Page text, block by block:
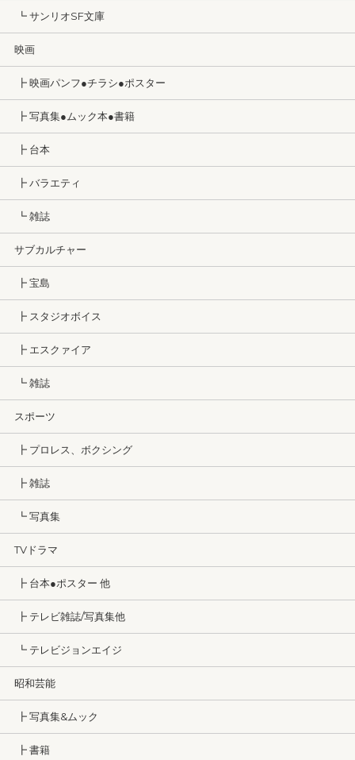
┗ サンリオSF文庫
映画
┣ 映画パンフ●チラシ●ポスター
┣ 写真集●ムック本●書籍
┣ 台本
┣ バラエティ
┗ 雑誌
サブカルチャー
┣ 宝島
┣ スタジオボイス
┣ エスクァイア
┗ 雑誌
スポーツ
┣ プロレス、ボクシング
┣ 雑誌
┗ 写真集
TVドラマ
┣ 台本●ポスター 他
┣ テレビ雑誌/写真集他
┗ テレビジョンエイジ
昭和芸能
┣ 写真集&ムック
┣ 書籍